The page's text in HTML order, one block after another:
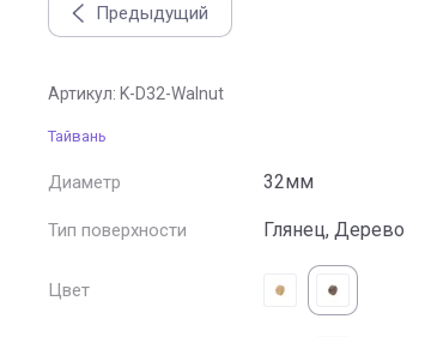
Предыдущий
Ручка кнопка D32, орех + никель глянец
Артикул: K-D32-Walnut
Тайвань
Диаметр 32мм
Тип поверхности Глянец, Дерево
Цвет